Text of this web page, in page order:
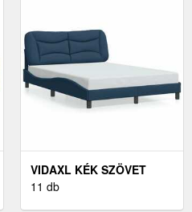
VIDAXL KÉK SZÖVET
ÁGYKERET
11 db